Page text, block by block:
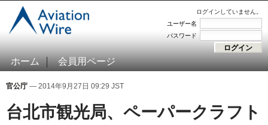
ログインしていません。
ユーザー名
パスワード
ホーム 会員用ページ
官公庁 — 2014年9月27日 09:29 JST
台北市観光局、ペーパークラフト